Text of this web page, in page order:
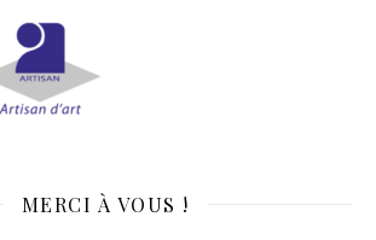
MERCI À VOUS !